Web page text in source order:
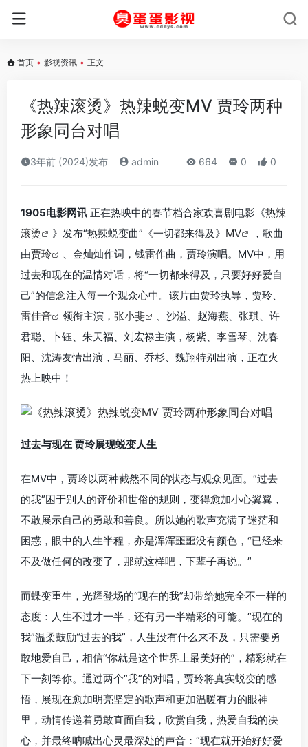
首页 • 影视资讯 • 正文
《热辣滚烫》热辣蜕变MV 贾玲两种
形象同台对唱
3年前 (2024)发布 admin 664 0 0
1905电影网讯 正在热映中的春节档合家欢喜剧电影《热辣
滚烫
》发布“热辣蜕变曲”《一切都来得及》 MV
，歌曲
由贾玲
、金灿灿作词，钱雷作曲，贾玲演唱。MV中，用
过去和现在的温情对话，将“一切都来得及，只要好好爱自
己”的信念注入每一个观众心中。该片由贾玲执导，贾玲、
雷佳音
领衔主演， 张小斐
、沙溢、赵海燕、张琪、许
君聪、卜钰、朱天福、刘宏禄主演，杨紫、李雪琴、沈春
阳、沈涛友情出演，马丽、乔杉、魏翔特别出演，正在火
热上映中！
过去与现在 贾玲展现蜕变人生
在MV中，贾玲以两种截然不同的状态与观众见面。“过去
的我”困于别人的评价和世俗的规则，变得愈加小心翼翼，
不敢展示自己的勇敢和善良。所以她的歌声充满了迷茫和
困惑，眼中的人生半程，亦是浑浑噩噩没有颜色，“已经来
不及做任何的改变了，那就这样吧，下辈子再说。”
而蝶变重生，光耀登场的“现在的我”却带给她完全不一样的
态度：人生不过才一半，还有另一半精彩的可能。“现在的
我”温柔鼓励“过去的我”，人生没有什么来不及，只需要勇
敢地爱自己，相信“你就是这个世界上最美好的”，精彩就在
下一刻等你。通过两个“我”的对唱，贾玲将真实蜕变的感
悟，展现在愈加明亮坚定的歌声和更加温暖有力的眼神
里，动情传递着勇敢直面自我，欣赏自我，热爱自我的决
心，并最终呐喊出心灵最深处的声音：“现在就开始好好爱